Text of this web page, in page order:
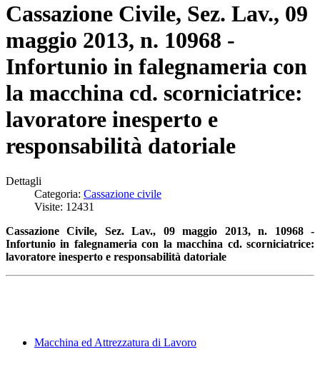
Cassazione Civile, Sez. Lav., 09
maggio 2013, n. 10968 -
Infortunio in falegnameria con
la macchina cd. scorniciatrice:
lavoratore inesperto e
responsabilità datoriale
Dettagli
Categoria: Cassazione civile
Visite: 12431
Cassazione Civile, Sez. Lav., 09 maggio 2013, n. 10968 -
Infortunio in falegnameria con la macchina cd. scorniciatrice:
lavoratore inesperto e responsabilità datoriale
Macchina ed Attrezzatura di Lavoro